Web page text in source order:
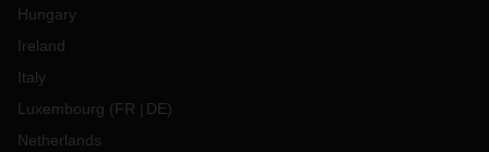
Hungary
Ireland
Italy
Luxembourg (FR DE)
Netherlands